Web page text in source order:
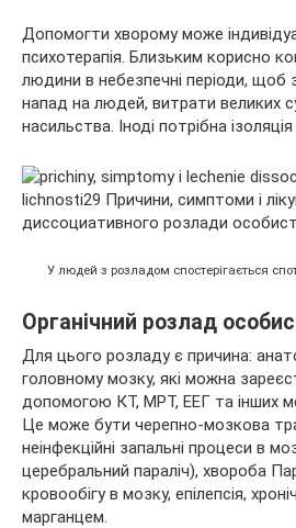
Допомогти хворому може
психотерапія. Близьким корисно
людини в небезпечні періоди, щоб
напад на людей, витрати великих
насильства. Іноді потрібна
У людей з розладом спостерігається
Органічний розлад
Для цього розладу є причина:
головному мозку, які можна
допомогою КТ, МРТ, ЕЕГ та інших
Це може бути черепно-мозкова
неінфекційні запальні процеси в
церебральний параліч), хвороба
кровообігу в мозку, епілепсія,
марганцем.